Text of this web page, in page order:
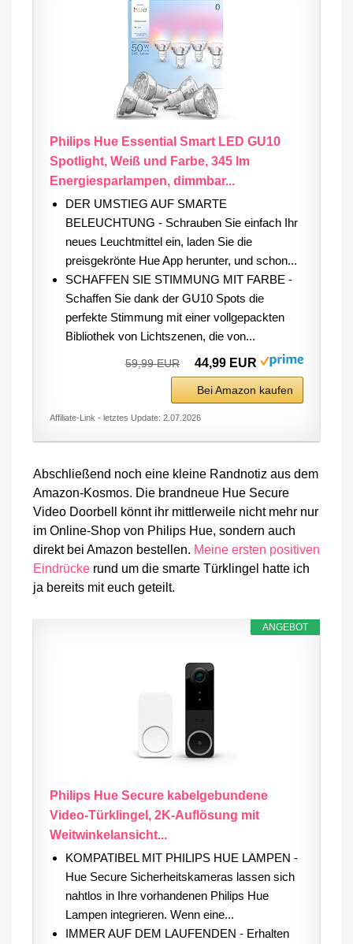
Philips Hue Essential Smart LED GU10
Spotlight, Weiß und Farbe, 345 lm
Energiesparlampen, dimmbar...
DER UMSTIEG AUF SMARTE
BELEUCHTUNG - Schrauben Sie einfach Ihr
neues Leuchtmittel ein, laden Sie die
preisgekrönte Hue App herunter, und schon...
SCHAFFEN SIE STIMMUNG MIT FARBE -
Schaffen Sie dank der GU10 Spots die
perfekte Stimmung mit einer vollgepackten
Bibliothek von Lichtszenen, die von...
59,99 EUR 44,99 EUR
Bei Amazon kaufen
Affiliate-Link - letztes Update: 2.07.2026
Abschließend noch eine kleine Randnotiz aus dem
Amazon-Kosmos. Die brandneue Hue Secure
Video Doorbell könnt ihr mittlerweile nicht mehr nur
im Online-Shop von Philips Hue, sondern auch
direkt bei Amazon bestellen. Meine ersten positiven
Eindrücke rund um die smarte Türklingel hatte ich
ja bereits mit euch geteilt.
ANGEBOT
Philips Hue Secure kabelgebundene
Video-Türklingel, 2K-Auflösung mit
Weitwinkelansicht...
KOMPATIBEL MIT PHILIPS HUE LAMPEN -
Hue Secure Sicherheitskameras lassen sich
nahtlos in Ihre vorhandenen Philips Hue
Lampen integrieren. Wenn eine...
IMMER AUF DEM LAUFENDEN - Erhalten